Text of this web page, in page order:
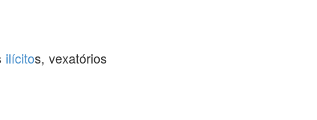
ilícitos, vexatórios